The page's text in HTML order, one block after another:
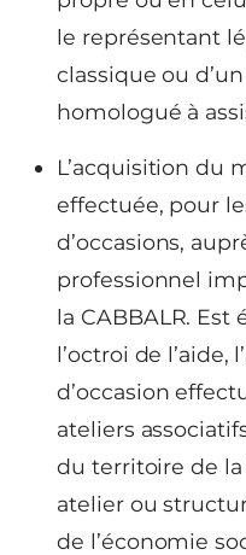
le représentant
classique ou
homologué à
L’acquisition du
effectuée, pour
d’occasions,
professionnel
la CABBALR.
l’octroi de l’aide,
d’occasion
ateliers
du territoire de la
atelier ou
de l’économie